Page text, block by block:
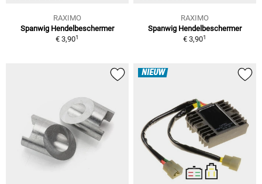
RAXIMO
Spanwig Hendelbeschermer
€ 3,901
RAXIMO
Spanwig Hendelbeschermer
€ 3,901
NIEUW